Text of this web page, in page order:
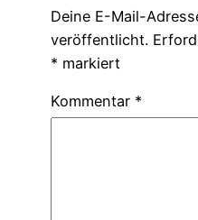
Deine E-Mail-
veröffentlicht.
* markiert
Kommentar *